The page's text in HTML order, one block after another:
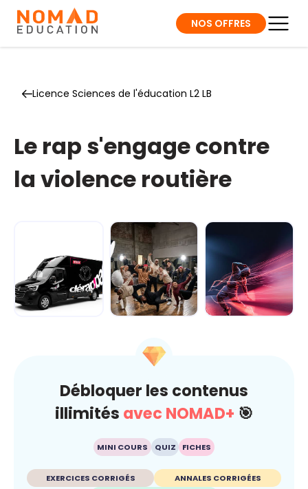
NOS OFFRES
Licence Sciences de l'éducation L2 LB
Le rap s'engage contre
la violence routière
Carré sur la
route... je gère
avant qu'ç...
Débloquer les contenus
illimités avec NOMAD+ 🎯
MINI COURS QUIZ FICHES
EXERCICES CORRIGÉS
ANNALES CORRIGÉES